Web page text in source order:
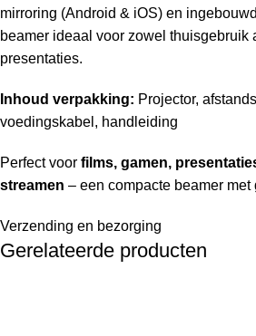
mirroring (Android & iOS) en
beamer ideaal voor zowel thuisgebruik
presentaties.
Inhoud verpakking: Projector,
voedingskabel, handleiding
Perfect voor films, gamen,
streamen – een compacte beamer met
Verzending en bezorging
Gerelateerde producten